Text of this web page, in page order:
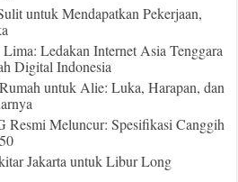
untuk Mendapatkan Pekerjaan,
Ledakan Internet Asia Tenggara
Digital Indonesia
untuk Alie: Luka, Harapan, dan
Resmi Meluncur: Spesifikasi Canggih
Jakarta untuk Libur Long